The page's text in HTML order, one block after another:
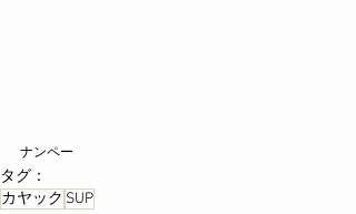
ナンペー
タグ：
カヤック SUP